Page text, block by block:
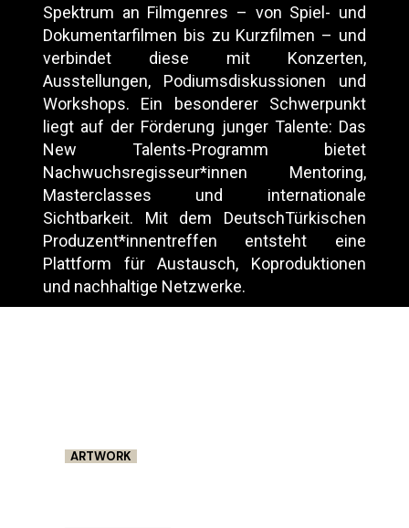
Spektrum an Filmgenres – von Spiel- und
Dokumentarfilmen bis zu Kurzfilmen – und
verbindet diese mit Konzerten,
Ausstellungen, Podiumsdiskussionen und
Workshops. Ein besonderer Schwerpunkt
liegt auf der Förderung junger Talente: Das
New Talents-Programm bietet
Nachwuchsregisseur*innen Mentoring,
Masterclasses und internationale
Sichtbarkeit. Mit dem DeutschTürkischen
Produzent*innentreffen entsteht eine
Plattform für Austausch, Koproduktionen
und nachhaltige Netzwerke.
ARTWORK